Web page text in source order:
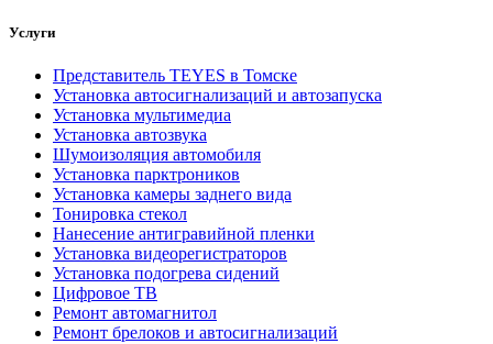
Услуги
Представитель TEYES в Томске
Установка автосигнализаций и автозапуска
Установка мультимедиа
Установка автозвука
Шумоизоляция автомобиля
Установка парктроников
Установка камеры заднего вида
Тонировка стекол
Нанесение антигравийной пленки
Установка видеорегистраторов
Установка подогрева сидений
Цифровое ТВ
Ремонт автомагнитол
Ремонт брелоков и автосигнализаций